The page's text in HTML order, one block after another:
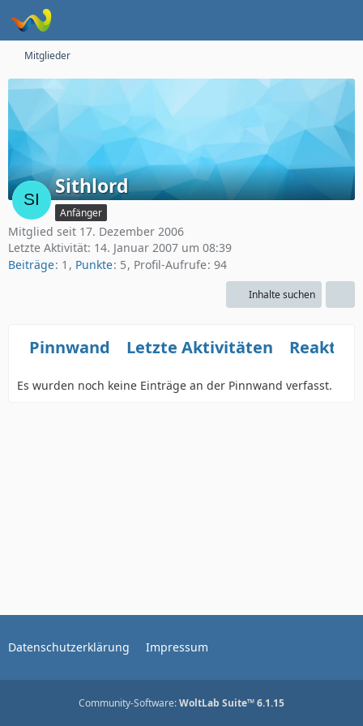
Mitglieder
Sithlord
Anfänger
Mitglied seit 17. Dezember 2006
Letzte Aktivität: 14. Januar 2007 um 08:39
Beiträge 1 Punkte 5 Profil-Aufrufe 94
Inhalte suchen
Pinnwand Letzte Aktivitäten
Es wurden noch keine Einträge an der Pinnwand verfasst.
Datenschutzerklärung Impressum
Community-Software:WoltLab Suite™ 6.1.15